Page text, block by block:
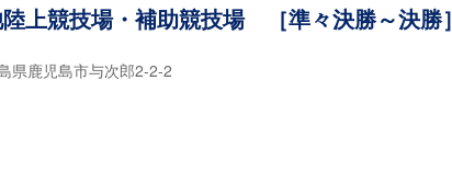
上競技場・補助競技場 ［準々決勝～決勝］
県鹿児島市与次郎2-2-2